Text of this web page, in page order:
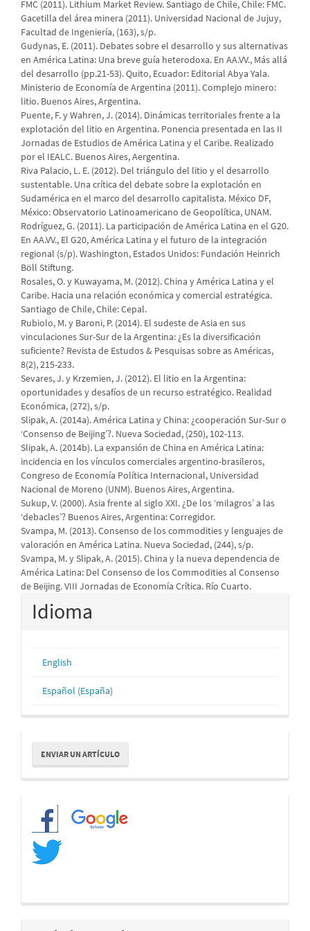
FMC (2011). Lithium Market Review. Santiago de Chile, Chile: FMC.
Gacetilla del área minera (2011). Universidad Nacional de Jujuy,
Facultad de Ingeniería, (163), s/p.
Gudynas, E. (2011). Debates sobre el desarrollo y sus alternativas
en América Latina: Una breve guía heterodoxa. En AA.VV., Más allá
del desarrollo (pp.21-53). Quito, Ecuador: Editorial Abya Yala.
Ministerio de Economía de Argentina (2011). Complejo minero:
litio. Buenos Aires, Argentina.
Puente, F. y Wahren, J. (2014). Dinámicas territoriales frente a la
explotación del litio en Argentina. Ponencia presentada en las II
Jornadas de Estudios de América Latina y el Caribe. Realizado
por el IEALC. Buenos Aires, Aergentina.
Riva Palacio, L. E. (2012). Del triángulo del litio y el desarrollo
sustentable. Una crítica del debate sobre la explotación en
Sudamérica en el marco del desarrollo capitalista. México DF,
México: Observatorio Latinoamericano de Geopolítica, UNAM.
Rodríguez, G. (2011). La participación de América Latina en el G20.
En AA.VV., El G20, América Latina y el futuro de la integración
regional (s/p). Washington, Estados Unidos: Fundación Heinrich
Böll Stiftung.
Rosales, O. y Kuwayama, M. (2012). China y América Latina y el
Caribe. Hacia una relación económica y comercial estratégica.
Santiago de Chile, Chile: Cepal.
Rubiolo, M. y Baroni, P. (2014). El sudeste de Asia en sus
vinculaciones Sur-Sur de la Argentina: ¿Es la diversificación
suficiente? Revista de Estudos & Pesquisas sobre as Américas,
8(2), 215-233.
Sevares, J. y Krzemien, J. (2012). El litio en la Argentina:
oportunidades y desafíos de un recurso estratégico. Realidad
Económica, (272), s/p.
Slipak, A. (2014a). América Latina y China: ¿cooperación Sur-Sur o
‘Consenso de Beijing’?. Nueva Sociedad, (250), 102-113.
Slipak, A. (2014b). La expansión de China en América Latina:
incidencia en los vínculos comerciales argentino-brasileros,
Congreso de Economía Política Internacional, Universidad
Nacional de Moreno (UNM). Buenos Aires, Argentina.
Sukup, V. (2000). Asia frente al siglo XXI. ¿De los ‘milagros’ a las
‘debacles’? Buenos Aires, Argentina: Corregidor.
Svampa, M. (2013). Consenso de los commodities y lenguajes de
valoración en América Latina. Nueva Sociedad, (244), s/p.
Svampa, M. y Slipak, A. (2015). China y la nueva dependencia de
América Latina: Del Consenso de los Commodities al Consenso
de Beijing. VIII Jornadas de Economía Crítica. Río Cuarto.
Idioma
English
Español (España)
Enviar
un
artículo
ENVIAR UN ARTÍCULO
Redes